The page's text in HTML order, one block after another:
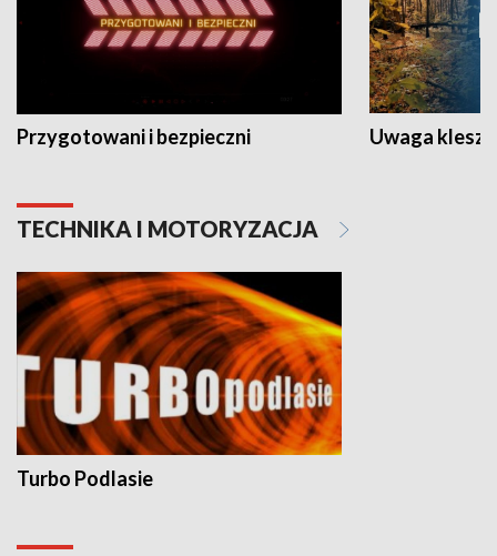
Przygotowani i bezpieczni Uwaga
TECHNIKA I MOTORYZACJA
Turbo Podlasie